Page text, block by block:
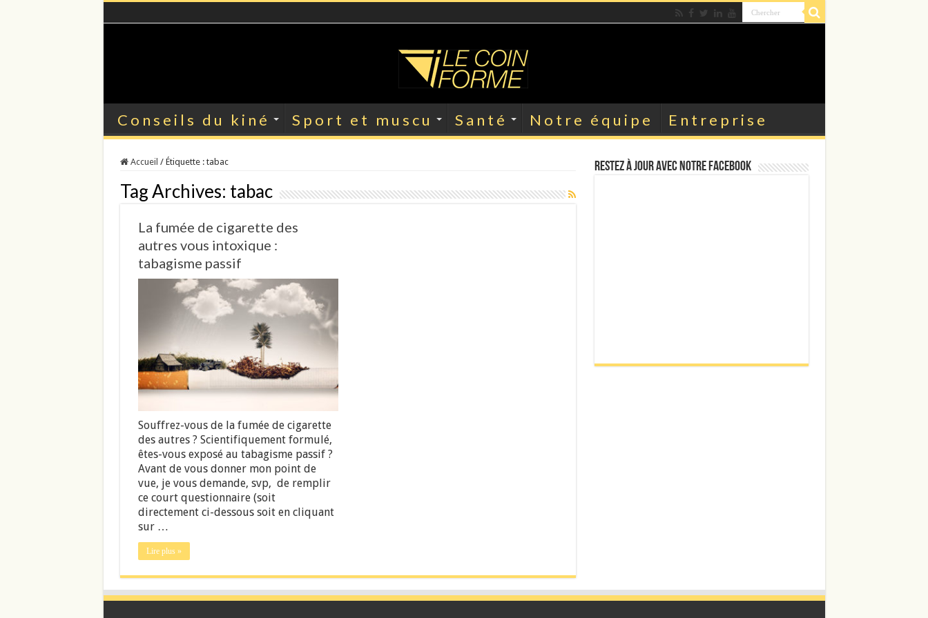
Conseils du kiné Sport et muscu Santé Notre équipe Entreprise
Accueil / Étiquette : tabac
Tag Archives: tabac
La fumée de cigarette des
autres vous intoxique :
tabagisme passif
Souffrez-vous de la fumée de cigarette
des autres ? Scientifiquement formulé,
êtes-vous exposé au tabagisme passif ?
Avant de vous donner mon point de
vue, je vous demande, svp, de remplir
ce court questionnaire (soit
directement ci-dessous soit en cliquant
sur …
Lire plus »
Restez à jour avec notre Facebook